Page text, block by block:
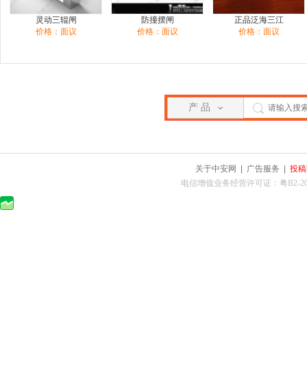
灵动三辊闸
价格：面议
防撞摆闸
价格：面议
正品泛海三江
价格：面议
产 品
关于中安网 广告服务
投
电信增值业务经营许可证：粤